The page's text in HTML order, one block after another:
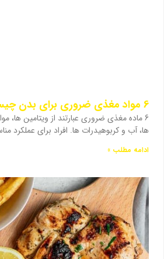
6 مواد مغذی ضروری برای بدن چیست؟
6 ماده مغذی ضروری عبارتند از ویتامین ها،
ها، آب و کربوهیدرات ها. افراد برای عملکرد
ادامه مطلب »